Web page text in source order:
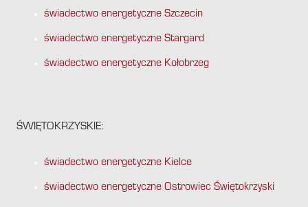
świadectwo energetyczne Szczecin
świadectwo energetyczne Stargard
świadectwo energetyczne Kołobrzeg
ŚWIĘTOKRZYSKIE:
świadectwo energetyczne Kielce
świadectwo energetyczne Ostrowiec Świętokrzyski